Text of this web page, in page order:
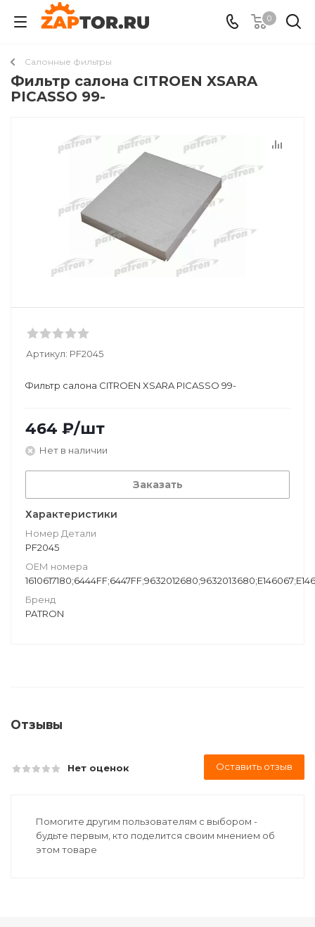
0
Салонные фильтры
Фильтр салона CITROEN XSARA
PICASSO 99-
Артикул: PF2045
Фильтр салона CITROEN XSARA PICASSO 99-
464 ₽/шт
Нет в наличии
Заказать
Характеристики
Номер Детали
PF2045
ОЕМ номера
Бренд
PATRON
Отзывы
Нет оценок Оставить отзыв
Помогите другим пользователям с выбором -
будьте первым, кто поделится своим мнением об
этом товаре